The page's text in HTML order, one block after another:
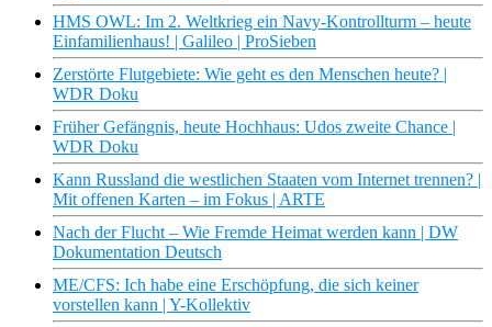
HMS OWL: Im 2. Weltkrieg ein Navy-Kontrollturm – heute
Einfamilienhaus! | Galileo | ProSieben
Zerstörte Flutgebiete: Wie geht es den Menschen heute? |
WDR Doku
Früher Gefängnis, heute Hochhaus: Udos zweite Chance |
WDR Doku
Kann Russland die westlichen Staaten vom Internet trennen? |
Mit offenen Karten – im Fokus | ARTE
Nach der Flucht – Wie Fremde Heimat werden kann | DW
Dokumentation Deutsch
ME/CFS: Ich habe eine Erschöpfung, die sich keiner
vorstellen kann | Y-Kollektiv